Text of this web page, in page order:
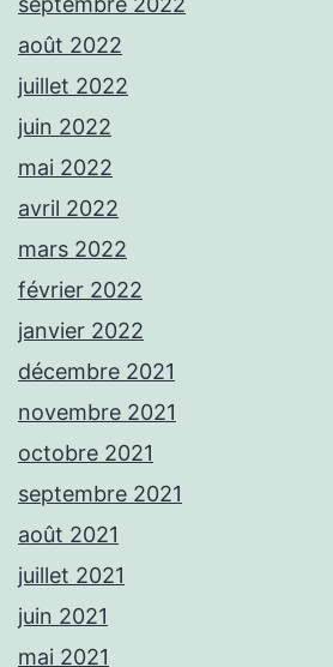
août 2022
juillet 2022
juin 2022
mai 2022
avril 2022
mars 2022
février 2022
janvier 2022
décembre 2021
novembre 2021
octobre 2021
septembre 2021
août 2021
juillet 2021
juin 2021
mai 2021